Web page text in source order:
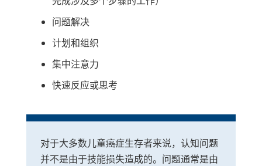
问题解决
计划和组织
集中注意力
快速反应或思考
对于大多数儿童癌症生存者来说，认知问题
并不是由于技能损失造成的。问题通常是由